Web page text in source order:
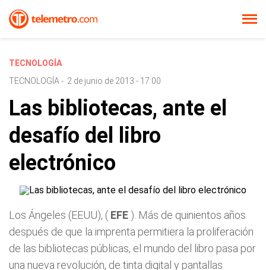
TECNOLOGÍA
TECNOLOGÍA - 2 de junio de 2013 - 17:00
Las bibliotecas, ante el
desafío del libro
electrónico
Los Ángeles (EEUU), ( EFE ). Más de quinientos años
después de que la imprenta permitiera la proliferación
de las bibliotecas públicas, el mundo del libro pasa por
una nueva revolución, de tinta digital y pantallas